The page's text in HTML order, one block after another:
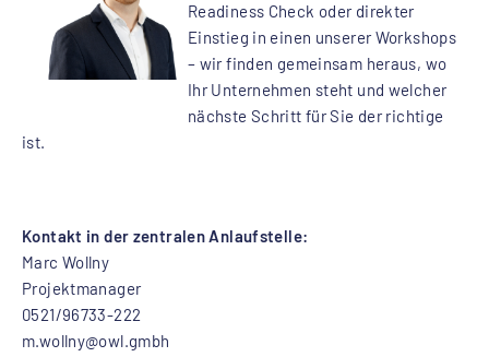
Readiness Check oder direkter
Einstieg in einen unserer Workshops
– wir finden gemeinsam heraus, wo
Ihr Unternehmen steht und welcher
nächste Schritt für Sie der richtige
ist.
Kontakt in der zentralen Anlaufstelle:
Marc Wollny
Projektmanager
0521/96733-222
m.wollny@owl.gmbh